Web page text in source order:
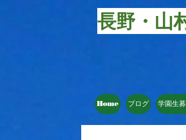
長野・山
Home ブログ 学園生